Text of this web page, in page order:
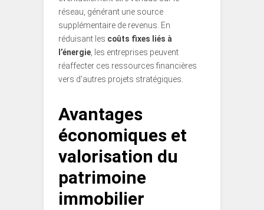
réseau, générant une source
supplémentaire de revenus. En
réduisant les coûts fixes liés à
l’énergie , les entreprises peuvent
réaffecter ces ressources financières
vers d’autres projets stratégiques.
Avantages
économiques et
valorisation du
patrimoine
immobilier